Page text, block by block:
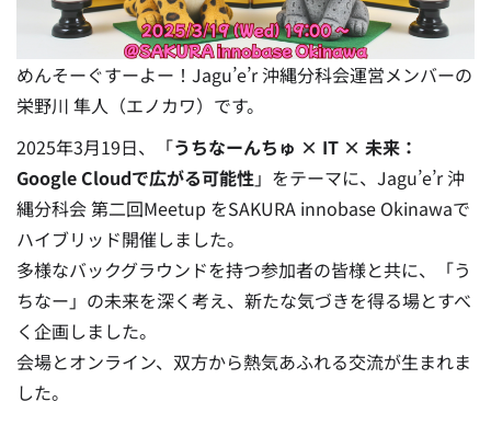
めんそーぐすーよー！Jagu’e’r 沖縄分科会運営メンバーの
栄野川 隼人（エノカワ）です。
2025年3月19日、「うちなーんちゅ × IT × 未来：
Google Cloudで広がる可能性」をテーマに、Jagu’e’r 沖
縄分科会 第二回Meetup をSAKURA innobase Okinawaで
ハイブリッド開催しました。
多様なバックグラウンドを持つ参加者の皆様と共に、「う
ちなー」の未来を深く考え、新たな気づきを得る場とすべ
く企画しました。
会場とオンライン、双方から熱気あふれる交流が生まれま
した。